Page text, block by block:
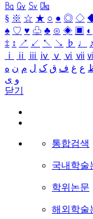
㏃ ㏉ ㏜ ㏆
§ ※ ☆ ★ ○ ● ◎ ◇
♠ ♡ ♥ ♧ ♣ ⊙ ◈ ▣ ◐
‡ ↕ ↗ ↙ ↖ ↘ ♭ ♩ ♪
ⅰ
ⅱ ⅲ ⅳ ⅴ ⅵ ⅶ
ع غ ف ق ک ل م ن ه
و ی
닫기
통합검색
국내학술
학위논문
해외학술